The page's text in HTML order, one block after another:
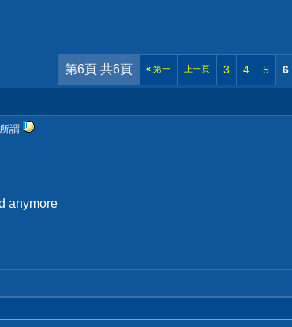
第6頁 共6頁 « 第一 上一頁 3 4 5 6
謂
anymore